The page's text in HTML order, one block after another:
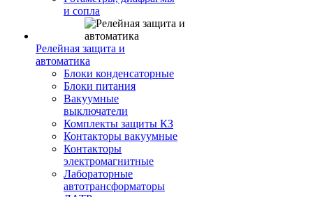
и сопла
Релейная защита и
автоматика
Блоки конденсаторные
Блоки питания
Вакуумные
выключатели
Комплекты защиты КЗ
Контакторы вакуумные
Контакторы
электромагнитные
Лабораторные
автотрансформаторы